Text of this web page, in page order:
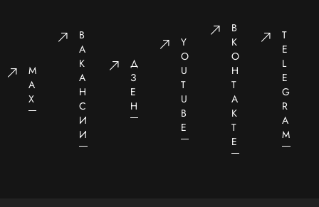
M
A
X
В
А
К
А
Н
С
И
И
Д
З
Е
Н
Y
O
U
T
U
B
E
В
К
О
Н
Т
А
К
Т
Е
T
E
L
E
G
R
A
M